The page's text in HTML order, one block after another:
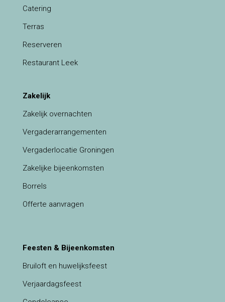
Catering
Terras
Reserveren
Restaurant Leek
Zakelijk
Zakelijk overnachten
Vergaderarrangementen
Vergaderlocatie Groningen
Zakelijke bijeenkomsten
Borrels
Offerte aanvragen
Feesten & Bijeenkomsten
Bruiloft en huwelijksfeest
Verjaardagsfeest